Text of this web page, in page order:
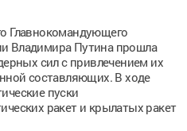
Главнокомандующего
Владимира Путина прошла
сил с привлечением их
составляющих. В ходе
пуски
ракет и крылатых ракет